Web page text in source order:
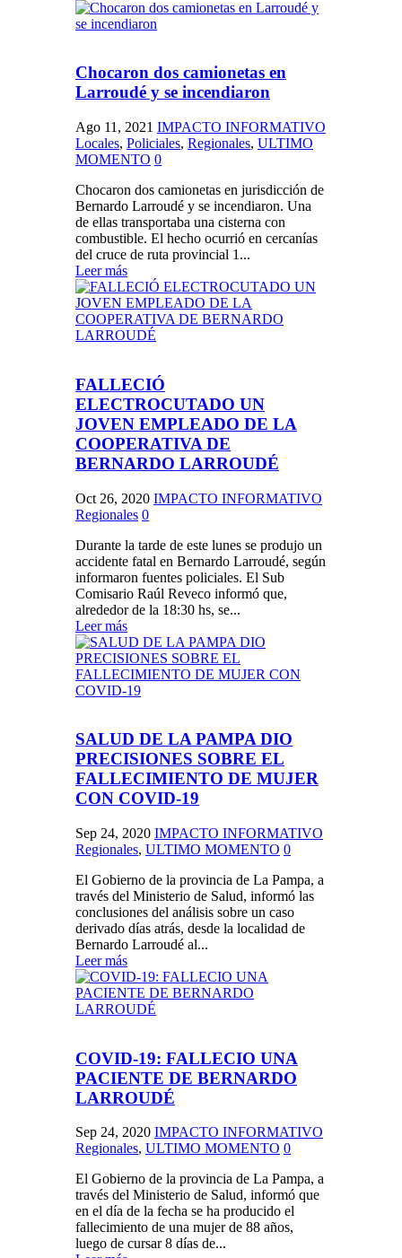
Chocaron dos camionetas en
Larroudé y se incendiaron
Ago 11, 2021 IMPACTO INFORMATIVO
Locales, Policiales, Regionales, ULTIMO
MOMENTO 0
Chocaron dos camionetas en jurisdicción de
Bernardo Larroudé y se incendiaron. Una
de ellas transportaba una cisterna con
combustible. El hecho ocurrió en cercanías
del cruce de ruta provincial 1...
Leer más
FALLECIÓ
ELECTROCUTADO UN
JOVEN EMPLEADO DE LA
COOPERATIVA DE
BERNARDO LARROUDÉ
Oct 26, 2020 IMPACTO INFORMATIVO
Regionales 0
Durante la tarde de este lunes se produjo un
accidente fatal en Bernardo Larroudé, según
informaron fuentes policiales. El Sub
Comisario Raúl Reveco informó que,
alrededor de la 18:30 hs, se...
Leer más
SALUD DE LA PAMPA DIO
PRECISIONES SOBRE EL
FALLECIMIENTO DE MUJER
CON COVID-19
Sep 24, 2020 IMPACTO INFORMATIVO
Regionales, ULTIMO MOMENTO 0
El Gobierno de la provincia de La Pampa, a
través del Ministerio de Salud, informó las
conclusiones del análisis sobre un caso
derivado días atrás, desde la localidad de
Bernardo Larroudé al...
Leer más
COVID-19: FALLECIO UNA
PACIENTE DE BERNARDO
LARROUDÉ
Sep 24, 2020 IMPACTO INFORMATIVO
Regionales, ULTIMO MOMENTO 0
El Gobierno de la provincia de La Pampa, a
través del Ministerio de Salud, informó que
en el día de la fecha se ha producido el
fallecimiento de una mujer de 88 años,
luego de cursar 8 días de...